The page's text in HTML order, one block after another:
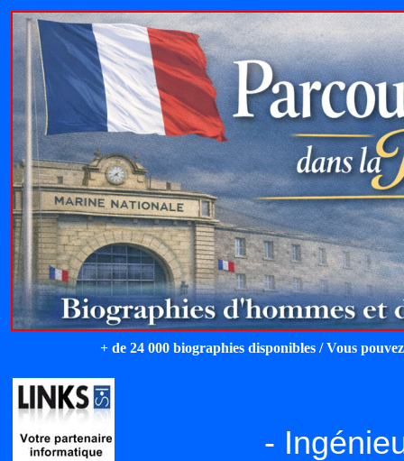
+ de 24 000 biographies disponibles / Vous
-